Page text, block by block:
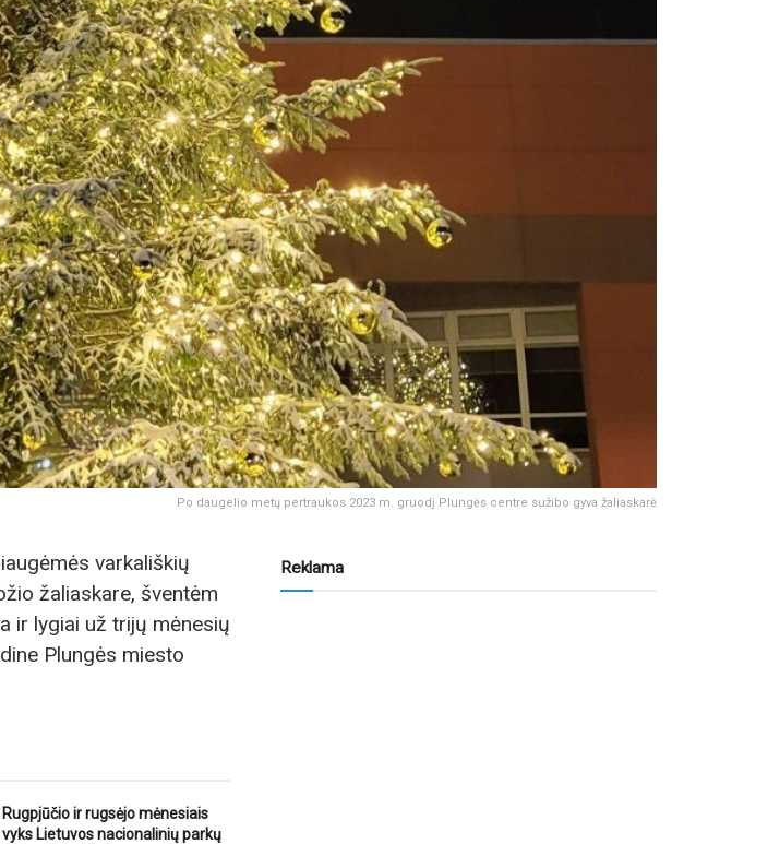
Po daugelio metų pertraukos 2023 m. gruodį Plungės centre sužibo gyva žaliaskarė
varkališkių
žaliaskare, šventėm
ir lygiai už trijų mėnesių
Plungės miesto
Rugpjūčio ir rugsėjo mėnesiais
vyks Lietuvos nacionalinių parkų
Reklama